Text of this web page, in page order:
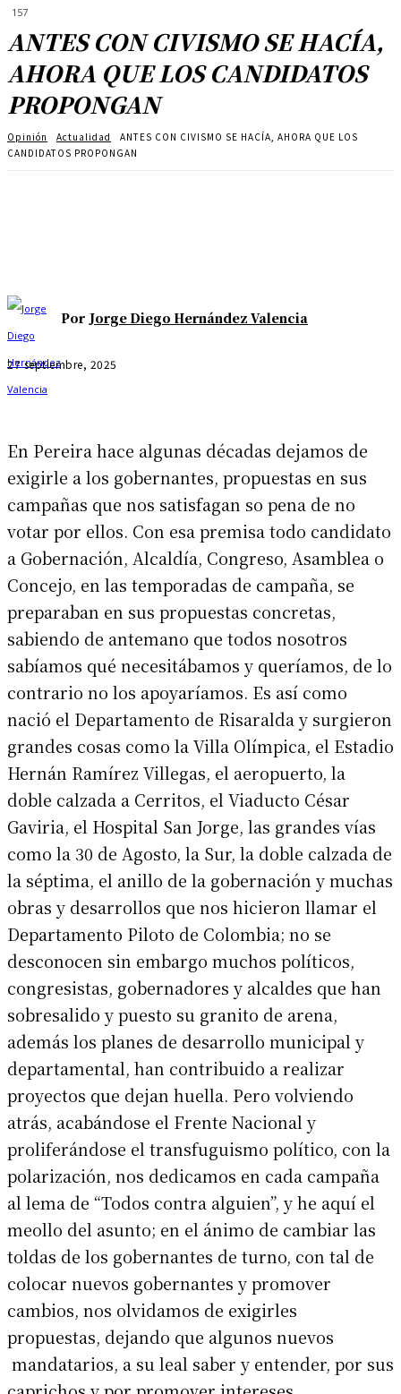
157
ANTES CON CIVISMO SE HACÍA,
AHORA QUE LOS CANDIDATOS
PROPONGAN
Opinión Actualidad
ANTES CON CIVISMO SE HACÍA, AHORA QUE LOS
CANDIDATOS PROPONGAN
Por Jorge Diego Hernández Valencia
27 septiembre, 2025
En Pereira hace algunas décadas dejamos de
exigirle a los gobernantes, propuestas en sus
campañas que nos satisfagan so pena de no
votar por ellos. Con esa premisa todo candidato
a Gobernación, Alcaldía, Congreso, Asamblea o
Concejo, en las temporadas de campaña, se
preparaban en sus propuestas concretas,
sabiendo de antemano que todos nosotros
sabíamos qué necesitábamos y queríamos, de lo
contrario no los apoyaríamos. Es así como
nació el Departamento de Risaralda y surgieron
grandes cosas como la Villa Olímpica, el Estadio
Hernán Ramírez Villegas, el aeropuerto, la
doble calzada a Cerritos, el Viaducto César
Gaviria, el Hospital San Jorge, las grandes vías
como la 30 de Agosto, la Sur, la doble calzada de
la séptima, el anillo de la gobernación y muchas
obras y desarrollos que nos hicieron llamar el
Departamento Piloto de Colombia; no se
desconocen sin embargo muchos políticos,
congresistas, gobernadores y alcaldes que han
sobresalido y puesto su granito de arena,
además los planes de desarrollo municipal y
departamental, han contribuido a realizar
proyectos que dejan huella. Pero volviendo
atrás, acabándose el Frente Nacional y
proliferándose el transfuguismo político, con la
polarización, nos dedicamos en cada campaña
al lema de “Todos contra alguien”, y he aquí el
meollo del asunto; en el ánimo de cambiar las
toldas de los gobernantes de turno, con tal de
colocar nuevos gobernantes y promover
cambios, nos olvidamos de exigirles
propuestas, dejando que algunos nuevos
mandatarios, a su leal saber y entender, por sus